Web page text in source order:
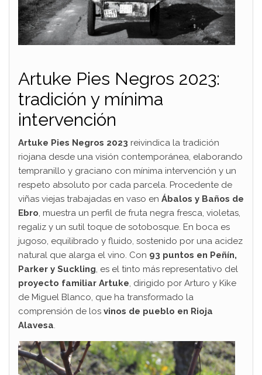
Artuke Pies Negros 2023:
tradición y mínima
intervención
Artuke Pies Negros 2023 reivindica la tradición
riojana desde una visión contemporánea, elaborando
tempranillo y graciano con mínima intervención y un
respeto absoluto por cada parcela. Procedente de
viñas viejas trabajadas en vaso en Ábalos y Baños de
Ebro , muestra un perfil de fruta negra fresca, violetas,
regaliz y un sutil toque de sotobosque. En boca es
jugoso, equilibrado y fluido, sostenido por una acidez
natural que alarga el vino. Con 93 puntos en Peñín,
Parker y Suckling , es el tinto más representativo del
proyecto familiar Artuke , dirigido por Arturo y Kike
de Miguel Blanco, que ha transformado la
comprensión de los vinos de pueblo en Rioja
Alavesa